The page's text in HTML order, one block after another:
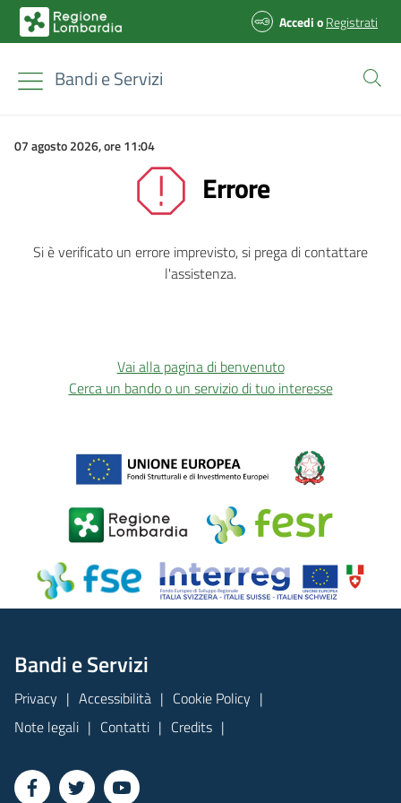
AccedioRegistrati
Bandi e Servizi
07 agosto 2026, ore 11:04
Errore
Si è verificato un errore imprevisto, si prega di contattare
l'assistenza.
Vai alla pagina di benvenuto
Cerca un bando o un servizio di tuo interesse
Bandi e Servizi
Privacy Accessibilità
Cookie Policy
Note legali
Contatti Credits